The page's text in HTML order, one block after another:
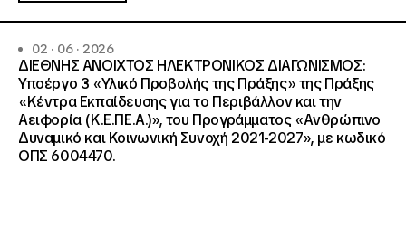
02 · 06 · 2026
ΔΙΕΘΝΗΣ ΑΝΟΙΧΤΟΣ ΗΛΕΚΤΡΟΝΙΚΟΣ ΔΙΑΓΩΝΙΣΜΟΣ:
Υποέργο 3 «Υλικό Προβολής της Πράξης» της Πράξης
«Κέντρα Εκπαίδευσης για το Περιβάλλον και την
Αειφορία (Κ.Ε.ΠΕ.Α.)», του Προγράμματος «Ανθρώπινο
Δυναμικό και Κοινωνική Συνοχή 2021-2027», με κωδικό
ΟΠΣ 6004470.